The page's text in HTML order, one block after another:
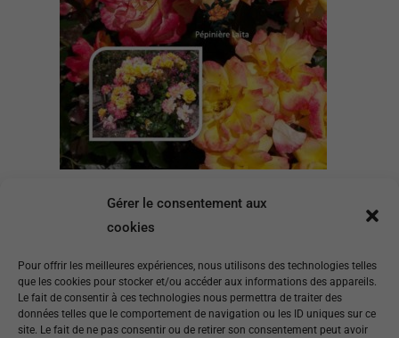
Gérer le consentement aux
cookies
Pour offrir les meilleures expériences, nous utilisons des technologies telles
que les cookies pour stocker et/ou accéder aux informations des appareils.
Le fait de consentir à ces technologies nous permettra de traiter des
données telles que le comportement de navigation ou les ID uniques sur ce
site. Le fait de ne pas consentir ou de retirer son consentement peut avoir
Couleurs :Jaune
Hauteur : 2.00 m